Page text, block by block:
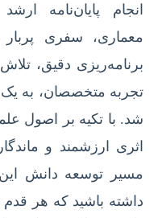
انجام پایان‌نامه
معماری، سفری
برنامه‌ریزی دقیق،
تجربه متخصصان، به
شد. با تکیه بر اصول
اثری ارزشمند و
مسیر توسعه دانش این
داشته باشید که هر